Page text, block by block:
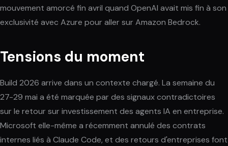
mouvement amorcé fin avril quand OpenAI avait mis fin à son
exclusivité avec Azure pour aller sur Amazon Bedrock.
Tensions du moment
Build 2026 arrive dans un contexte chargé. La semaine du
27-29 mai a été marquée par des signaux contradictoires
sur le retour sur investissement des agents IA en entreprise.
Microsoft elle-même a récemment annulé des contrats
internes liés à Claude Code, et des retours d'entreprises font